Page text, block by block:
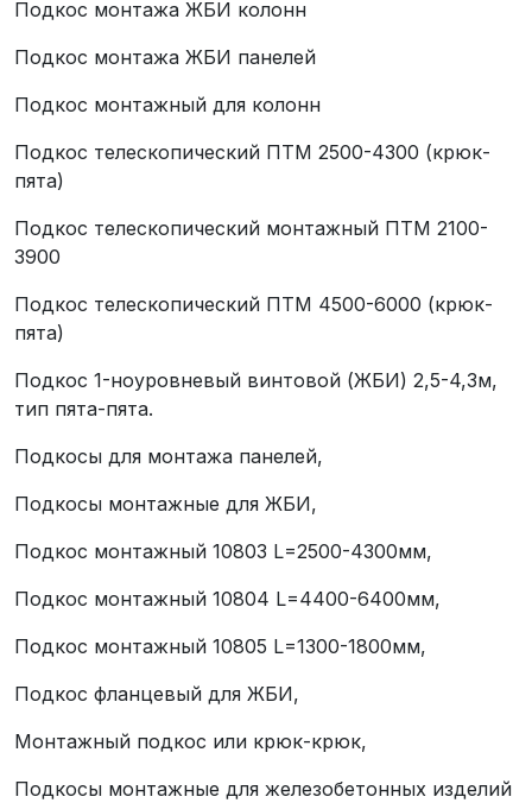
Подкос монтажа ЖБИ колонн
Подкос монтажа ЖБИ панелей
Подкос монтажный для колонн
Подкос телескопический ПТМ 2500-4300 (крюк-
пята)
Подкос телескопический монтажный ПТМ 2100-
3900
Подкос телескопический ПТМ 4500-6000 (крюк-
пята)
Подкос 1-ноуровневый винтовой (ЖБИ) 2,5-4,3м,
тип пята-пята.
Подкосы для монтажа панелей,
Подкосы монтажные для ЖБИ,
Подкос монтажный 10803 L=2500-4300мм,
Подкос монтажный 10804 L=4400-6400мм,
Подкос монтажный 10805 L=1300-1800мм,
Подкос фланцевый для ЖБИ,
Монтажный подкос или крюк-крюк,
Подкосы монтажные для железобетонных изделий